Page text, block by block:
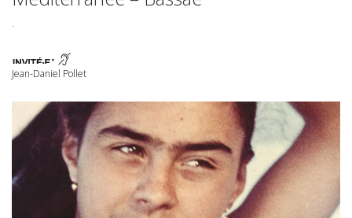
.
Jean-Daniel Pollet